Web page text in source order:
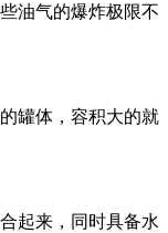
油气的爆炸极限不
罐体，容积大的就
起来，同时具备水